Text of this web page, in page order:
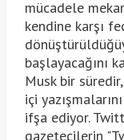
mücadele
kendine karşı
başlayacağını
Musk bir
içi
ifşa ediyor.
gazetecilerin